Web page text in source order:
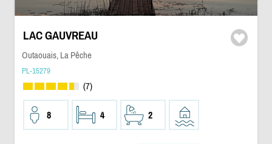
LAC GAUVREAU
Outaouais, La Pêche
PL-15279
(7)
8 4 2